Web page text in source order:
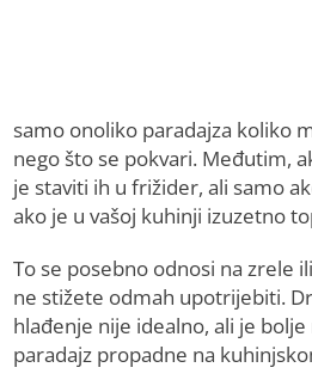
samo onoliko paradajza koliko
nego što se pokvari. Međutim,
je staviti ih u frižider, ali samo
ako je u vašoj kuhinji izuzetno
To se posebno odnosi na zrele
ne stižete odmah upotrijebiti.
hlađenje nije idealno, ali je
paradajz propadne na